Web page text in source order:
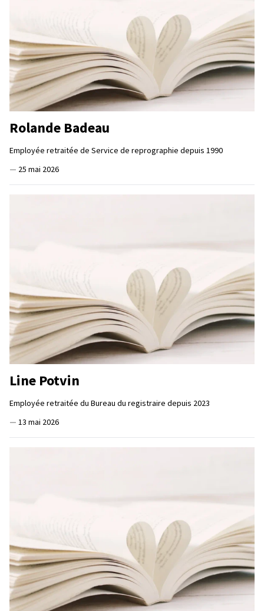
Rolande Badeau
Employée retraitée de Service de reprographie depuis 1990
— 25 mai 2026
Line Potvin
Employée retraitée du Bureau du registraire depuis 2023
— 13 mai 2026